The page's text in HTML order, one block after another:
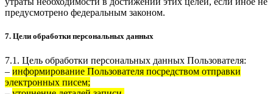
предусмотрено федеральным законом.
7. Цели обработки персональных данных
7.1. Цель обработки персональных данных Пользователя:
– информирование Пользователя посредством отправки
электронных писем;